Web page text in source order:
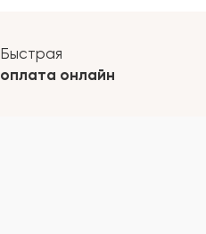
Быстрая
оплата онлайн